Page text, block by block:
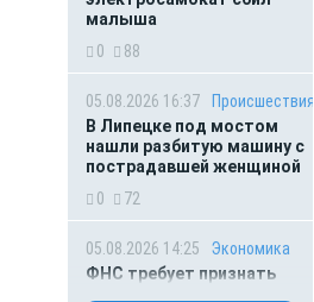
малыша
0
88
05.08.2026 16:37
Происшествия
В Липецке под мостом
нашли разбитую машину с
пострадавшей женщиной
0
72
05.08.2026 14:25
Экономика
ФНС требует признать